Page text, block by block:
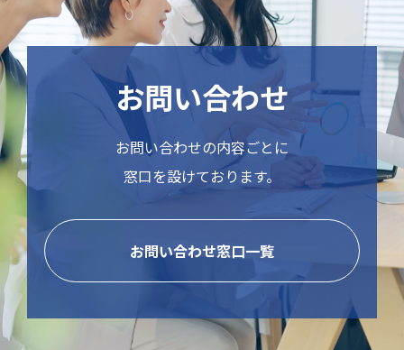
お問い合わせ
お問い合わせの内容ごとに
窓口を設けております。
お問い合わせ窓口一覧